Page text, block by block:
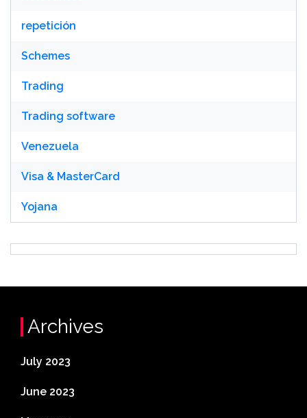
repetición
Schemes
Trading
Trading software
Venezuela
Visa & MasterCard
Yojana
Archives
July 2023
June 2023